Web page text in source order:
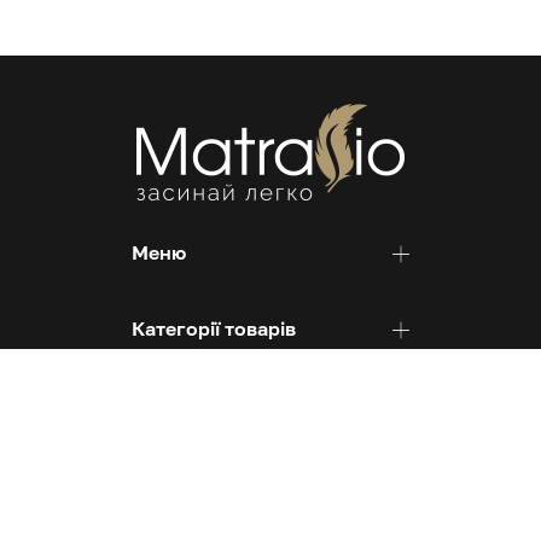
Меню
Категорії товарів